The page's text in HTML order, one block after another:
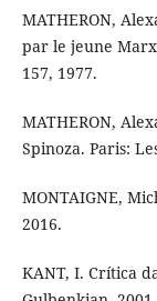
MATHERON,
par le jeune
157, 1977.
MATHERON,
Spinoza. Paris:
MONTAIGNE,
2016.
KANT, I. Crítica